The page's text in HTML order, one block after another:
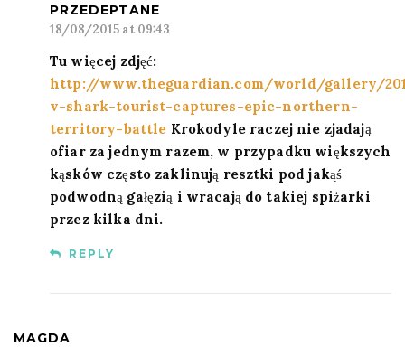
PRZEDEPTANE
18/08/2015 at 09:43
Tu więcej zdjęć:
http://www.theguardian.com/world/gallery/
v-shark-tourist-captures-epic-northern-
territory-battle Krokodyle raczej nie zjadają
ofiar za jednym razem, w przypadku większych
kąsków często zaklinują resztki pod jakąś
podwodną gałęzią i wracają do takiej spiżarki
przez kilka dni.
REPLY
MAGDA